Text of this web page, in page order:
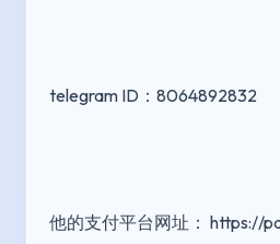
telegram ID：8064892832
他的支付平台网址： https://